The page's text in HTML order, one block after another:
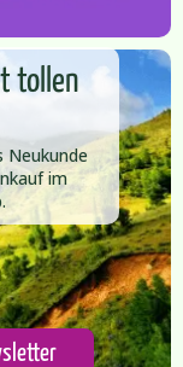
tollen
Neukunde
im